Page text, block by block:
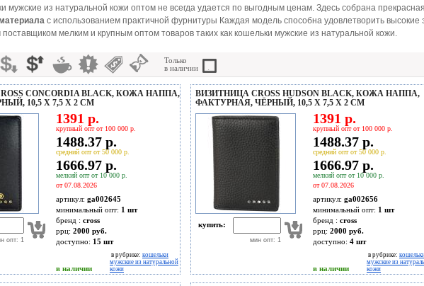
мужские из натуральной кожи оптом не всегда удается по выгодным ценам. Здесь собрана прекрасная
с использованием практичной фурнитуры Каждая модель способна удовлетворить
мелким и крупным оптом товаров таких как кошельки мужские из натуральной кожи.
Только
в наличии
CONCORDIA BLACK, КОЖА НАППА,
10,5 Х 7,5 Х 2 СМ
опт: 1
1391 р.
крупный опт от 100 000 р.
1488.37 р.
средний опт от 50 000 р.
1666.97 р.
мелкий опт от 10 000 р.
от 07.08.2026
артикул: ga002645
минимальный опт: 1 шт
бренд : cross
ррц: 2000 руб.
доступно: 15 шт
в наличии
в рубрике: кошельки
мужские из натуральной
кожи
ВИЗИТНИЦА CROSS HUDSON BLACK, КОЖА НАППА,
ФАКТУРНАЯ, ЧЁРНЫЙ, 10,5 Х 7,5 Х 2 СМ
купить:
мин опт: 1
1391 р.
крупный опт от 100 000 р.
1488.37 р.
средний опт от 50 000 р.
1666.97 р.
мелкий опт от 10 000 р.
от 07.08.2026
артикул: ga002656
минимальный опт: 1 шт
бренд : cross
ррц: 2000 руб.
доступно: 4 шт
в наличии
в рубрике:
мужские из
кожи